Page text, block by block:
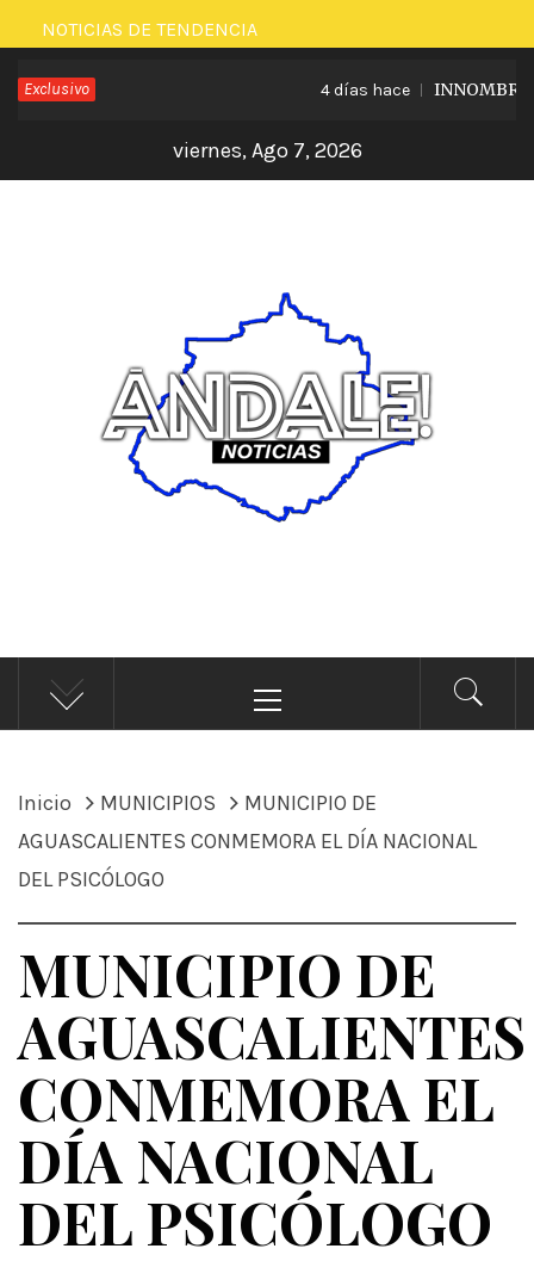
Saltar
al
contenido
NOTICIAS DE TENDENCIA
Exclusivo 4 días hace
viernes, Ago 7, 2026
ÁNDALE NOTICIAS
Noticias
principal
Inicio MUNICIPIOS
MUNICIPIO DE
AGUASCALIENTES CONMEMORA EL DÍA NACIONAL
DEL PSICÓLOGO
MUNICIPIO DE
AGUASCALIENTES
CONMEMORA EL
DÍA NACIONAL
DEL PSICÓLOGO